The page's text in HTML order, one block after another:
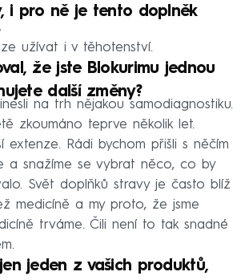
i pro ně je tento doplněk
užívat i v těhotenství.
že jste Blokurimu jednou
další změny?
na trh nějakou samodiagnostiku.
zkoumáno teprve několik let.
extenze. Rádi bychom přišli s něčím
a snažíme se vybrat něco, co by
Svět doplňků stravy je často blíž
medicíně a my proto, že jsme
trváme. Čili není to tak snadné
jeden z vašich produktů,